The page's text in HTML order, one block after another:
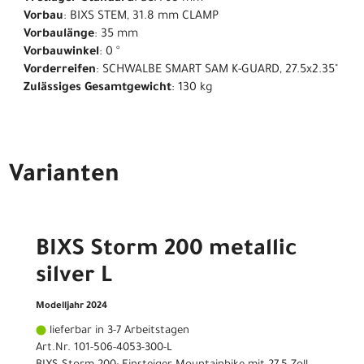
Vorbau: BIXS STEM, 31.8 mm CLAMP
Vorbaulänge: 35 mm
Vorbauwinkel: 0 °
Vorderreifen: SCHWALBE SMART SAM K-GUARD, 27.5x2.35"
Zulässiges Gesamtgewicht: 130 kg
Varianten
BIXS Storm 200 metallic
silver L
Modelljahr 2024
lieferbar in 3-7 Arbeitstagen
Art.Nr. 101-506-4053-300-L